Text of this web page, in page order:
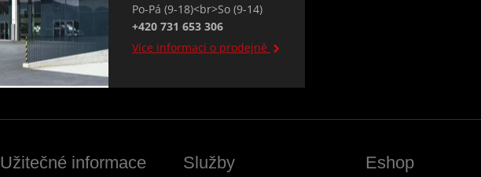
Po-Pá (9-18)<br>So (9-14)
+420 731 653 306
Více informací o prodejně
Užitečné informace Služby Eshop